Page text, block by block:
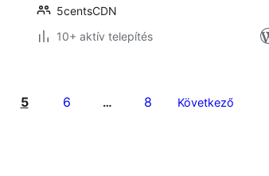
5centsCDN
10+ aktív telepítés
5 6 … 8 Következő